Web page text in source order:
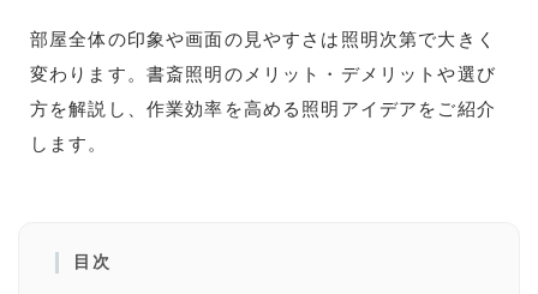
部屋全体の印象や画面の見やすさは照明次第で大きく
変わります。書斎照明のメリット・デメリットや選び
方を解説し、作業効率を高める照明アイデアをご紹介
します。